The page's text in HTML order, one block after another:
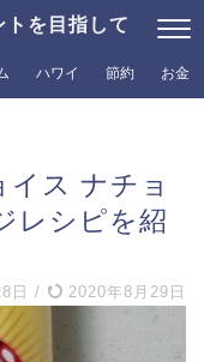
を目指して
ハワイ 節約 お金
イス ナチョ
レシピを紹
日 / 2020年8月29日